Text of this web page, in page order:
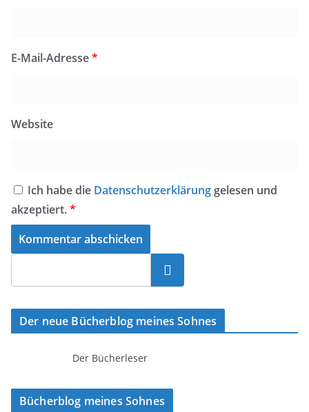
E-Mail-Adresse*
Website
Ich habe die Datenschutzerklärung gelesen und
akzeptiert.*
Suchen
Der neue Bücherblog meines Sohnes
Der Bücherleser
Bücherblog meines Sohnes